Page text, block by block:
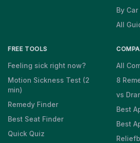
By
All
FREE TOOLS
Feeling sick right now?
Motion Sickness Test (2
min)
Remedy Finder
Best Seat Finder
Quick Quiz
All
8
vs
Best
Best